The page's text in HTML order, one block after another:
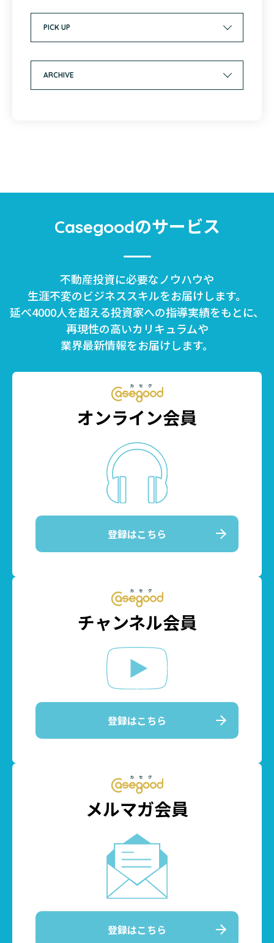
PICK UP
ARCHIVE
Casegoodのサービス
不動産投資に必要なノウハウや
生涯不変のビジネススキルをお届けします。
延べ4000人を超える投資家への指導実績をもとに、
再現性の高いカリキュラムや
業界最新情報をお届けします。
オンライン会員
登録はこちら
チャンネル会員
登録はこちら
メルマガ会員
登録はこちら